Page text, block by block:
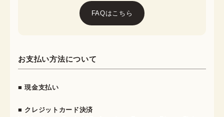
FAQはこちら
お支払い方法について
■ 現金支払い
■ クレジットカード決済